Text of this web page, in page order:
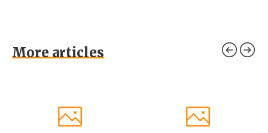
More articles